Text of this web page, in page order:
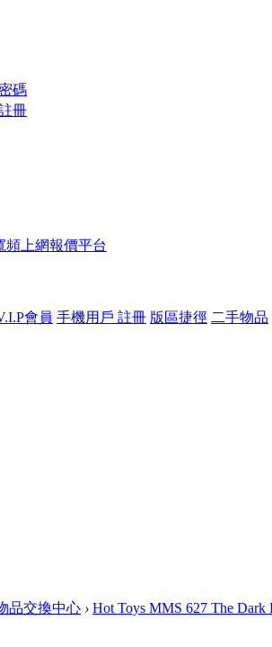
碼
冊
頻上網報價平台
會員 手機用戶 註冊 版區捷徑 二手物品
品交換中心 › Hot Toys MMS 627 The